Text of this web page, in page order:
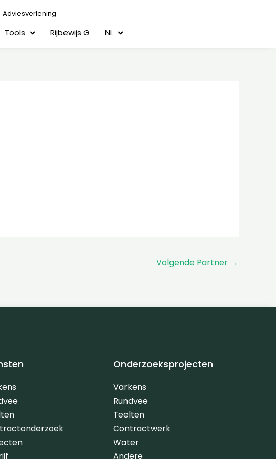
Adviesverlening
Tools Rijbewijs G NL
Volgende Partner →
Onderzoeksprojecten
Varkens
Rundvee
Teelten
Contractwerk
Water
Andere